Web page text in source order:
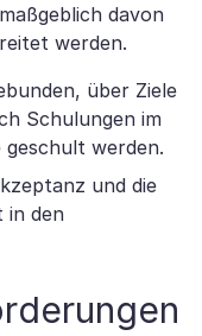
davon
werden.
über Ziele
Schulungen im
geschult werden.
und die
in den